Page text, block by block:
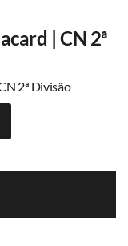
| CN 2ª
2ª Divisão